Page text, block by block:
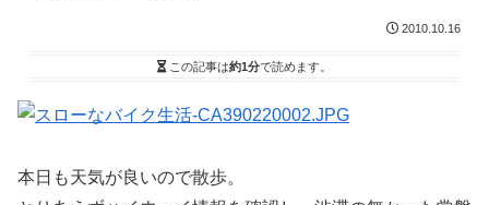
2010.10.16
この記事は約1分で読めます。
本日も天気が良いので散歩。